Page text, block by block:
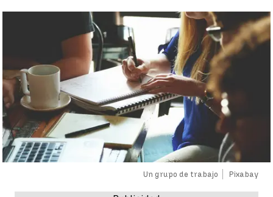
Un grupo de trabajo Pixabay